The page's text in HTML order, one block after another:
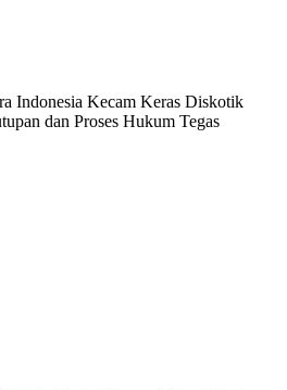
Indonesia Kecam Keras Diskotik
dan Proses Hukum Tegas